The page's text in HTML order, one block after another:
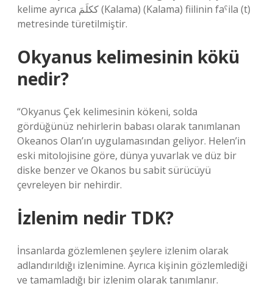
kelime ayrıca ككلَمَ (Kalama) (Kalama) fiilinin faˁila (t)
metresinde türetilmiştir.
Okyanus kelimesinin kökü
nedir?
“Okyanus Çek kelimesinin kökeni, solda
gördüğünüz nehirlerin babası olarak tanımlanan
Okeanos Olan’ın uygulamasından geliyor. Helen’in
eski mitolojisine göre, dünya yuvarlak ve düz bir
diske benzer ve Okanos bu sabit sürücüyü
çevreleyen bir nehirdir.
İzlenim nedir TDK?
İnsanlarda gözlemlenen şeylere izlenim olarak
adlandırıldığı izlenimine. Ayrıca kişinin gözlemlediği
ve tamamladığı bir izlenim olarak tanımlanır.